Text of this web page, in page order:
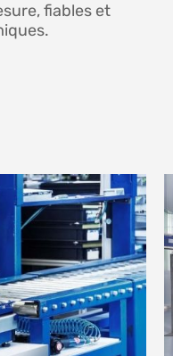
fiables et